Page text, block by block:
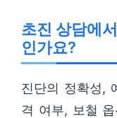
초진 상담에
인가요?
진단의 정확성,
격 여부, 보철